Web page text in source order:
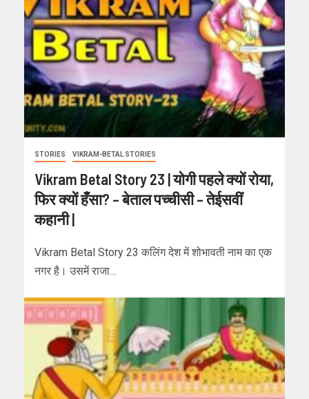
STORIES VIKRAM-BETAL STORIES
Vikram Betal Story 23 | योगी पहले क्यों रोया,
फिर क्यों हँसा? – बेताल पच्चीसी – तेईसवीं
कहानी |
Vikram Betal Story 23 कलिंग देश में शोभावती नाम का एक
नगर है। उसमें राजा…